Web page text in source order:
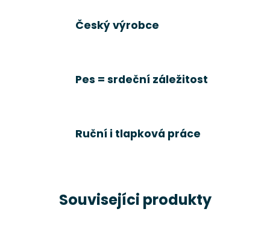
Český výrobce
Pes = srdeční záležitost
Ruční i tlapková práce
Souvisejíci produkty